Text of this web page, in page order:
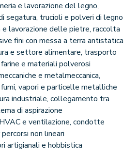
e lavorazione del legno,
segatura, trucioli e polveri di legno
e lavorazione delle pietre, raccolta
fini con messa a terra antistatica
e settore alimentare, trasporto
e materiali polverosi
e metalmeccanica,
vapori e particelle metalliche
industriale, collegamento tra
di aspirazione
e ventilazione, condotte
non lineari
artigianali e hobbistica